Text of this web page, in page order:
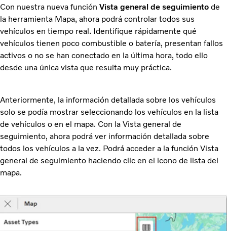
Con nuestra nueva función Vista general de seguimiento de
la herramienta Mapa, ahora podrá controlar todos sus
vehículos en tiempo real. Identifique rápidamente qué
vehículos tienen poco combustible o batería, presentan fallos
activos o no se han conectado en la última hora, todo ello
desde una única vista que resulta muy práctica.
Anteriormente, la información detallada sobre los vehículos
solo se podía mostrar seleccionando los vehículos en la lista
de vehículos o en el mapa. Con la Vista general de
seguimiento, ahora podrá ver información detallada sobre
todos los vehículos a la vez. Podrá acceder a la función Vista
general de seguimiento haciendo clic en el icono de lista del
mapa.